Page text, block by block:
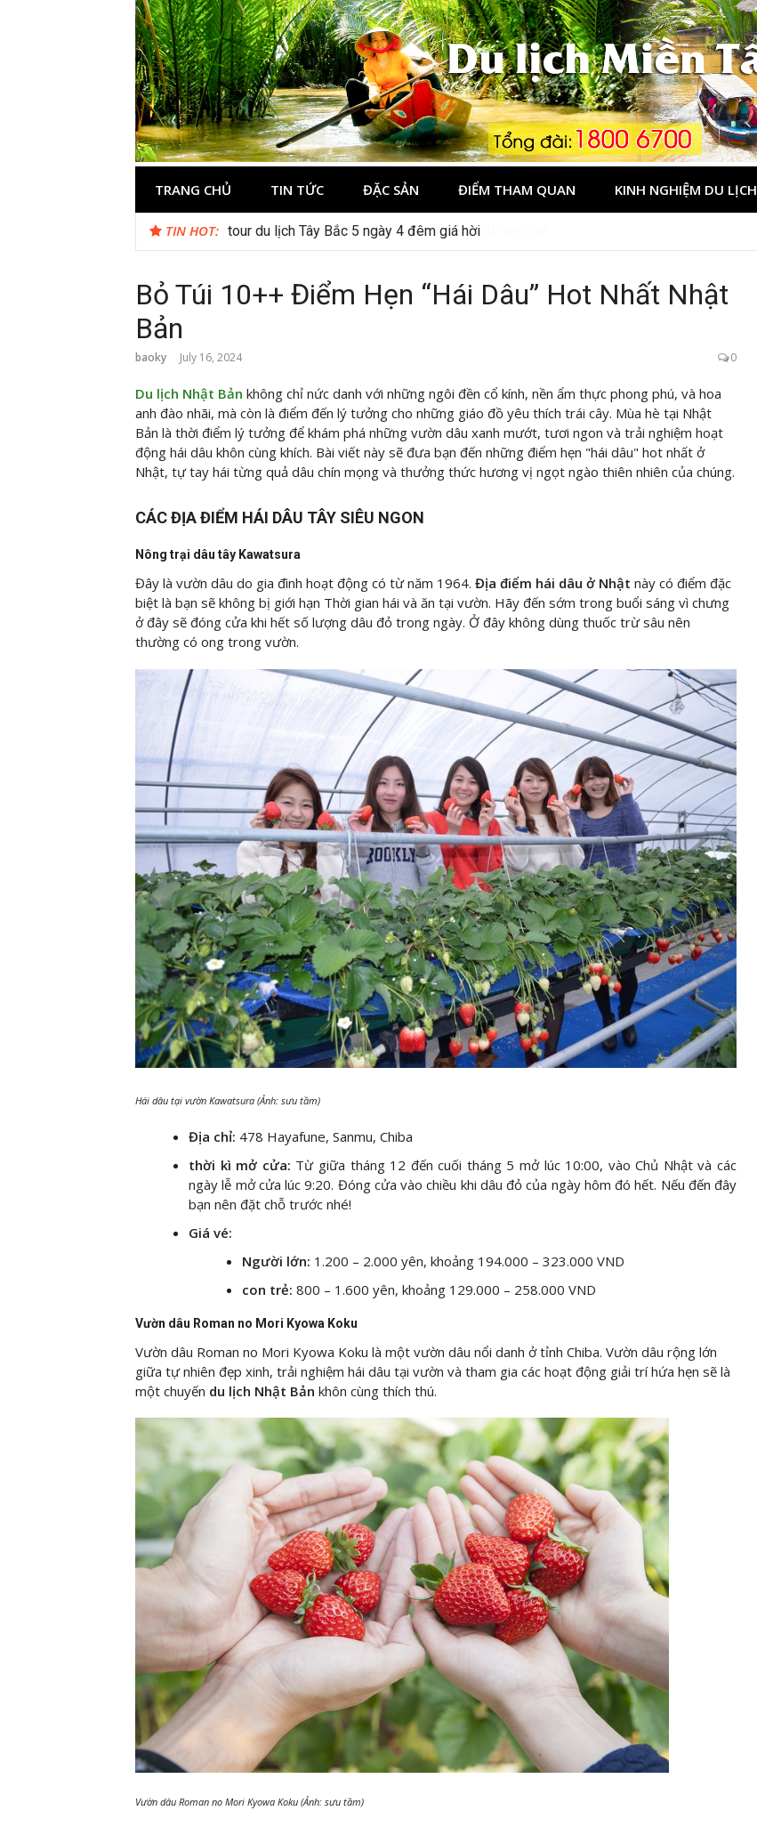
Du lịch Miền Tây
TRANG CHỦ TIN TỨC ĐẶC SẢN ĐIỂM THAM QUAN KINH NGHIỆM DU LỊCH
TIN HOT: Checklist quán cà phê đẹp dịp 2/9 ở Đà Lạt nên ghé
Bỏ Túi 10++ Điểm Hẹn “Hái Dâu” Hot Nhất Nhật
Bản
baoky July 16, 2024 0
Du lịch Nhật Bản không chỉ nức danh với những ngôi đền cổ kính, nền ẩm thực phong phú, và hoa
anh đào nhãi, mà còn là điểm đến lý tưởng cho những giáo đồ yêu thích trái cây. Mùa hè tại Nhật
Bản là thời điểm lý tưởng để khám phá những vườn dâu xanh mướt, tươi ngon và trải nghiệm hoạt
động hái dâu khôn cùng khích. Bài viết này sẽ đưa bạn đến những điểm hẹn "hái dâu" hot nhất ở
Nhật, tự tay hái từng quả dâu chín mọng và thưởng thức hương vị ngọt ngào thiên nhiên của chúng.
CÁC ĐỊA ĐIỂM HÁI DÂU TÂY SIÊU NGON
Nông trại dâu tây Kawatsura
Đây là vườn dâu do gia đình hoạt động có từ năm 1964. Địa điểm hái dâu ở Nhật này có điểm đặc
biệt là bạn sẽ không bị giới hạn Thời gian hái và ăn tại vườn. Hãy đến sớm trong buổi sáng vì chưng
ở đây sẽ đóng cửa khi hết số lượng dâu đỏ trong ngày. Ở đây không dùng thuốc trừ sâu nên
thường có ong trong vườn.
Hái dâu tại vườn Kawatsura (Ảnh: sưu tầm)
Địa chỉ: 478 Hayafune, Sanmu, Chiba
thời kì mở cửa: Từ giữa tháng 12 đến cuối tháng 5 mở lúc 10:00, vào Chủ Nhật và các
ngày lễ mở cửa lúc 9:20. Đóng cửa vào chiều khi dâu đỏ của ngày hôm đó hết. Nếu đến đây
bạn nên đặt chỗ trước nhé!
Giá vé:
Người lớn: 1.200 – 2.000 yên, khoảng 194.000 – 323.000 VND
con trẻ: 800 – 1.600 yên, khoảng 129.000 – 258.000 VND
Vườn dâu Roman no Mori Kyowa Koku
Vườn dâu Roman no Mori Kyowa Koku là một vườn dâu nổi danh ở tỉnh Chiba. Vườn dâu rộng lớn
giữa tự nhiên đẹp xinh, trải nghiệm hái dâu tại vườn và tham gia các hoạt động giải trí hứa hẹn sẽ là
một chuyến du lịch Nhật Bản khôn cùng thích thú.
Vườn dâu Roman no Mori Kyowa Koku (Ảnh: sưu tầm)